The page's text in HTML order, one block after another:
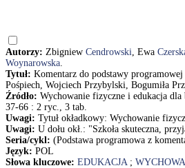
Autorzy: Zbigniew Cendrowski, Ewa
Woynarowska.
Tytuł: Komentarz do podstawy
Pośpiech, Wojciech Przybylski, Bogumiła
Źródło: Wychowanie fizyczne i edukacja
37-66 : 2 ryc., 3 tab.
Uwagi: Tytuł okładkowy: Wychowanie
Uwagi: U dołu okł.: "Szkoła skuteczna,
Seria/cykl: (Podstawa programowa z
Język: POL
Słowa kluczowe: EDUKACJA;